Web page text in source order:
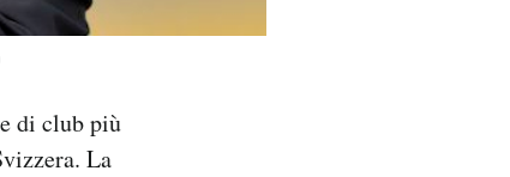
di club più
La